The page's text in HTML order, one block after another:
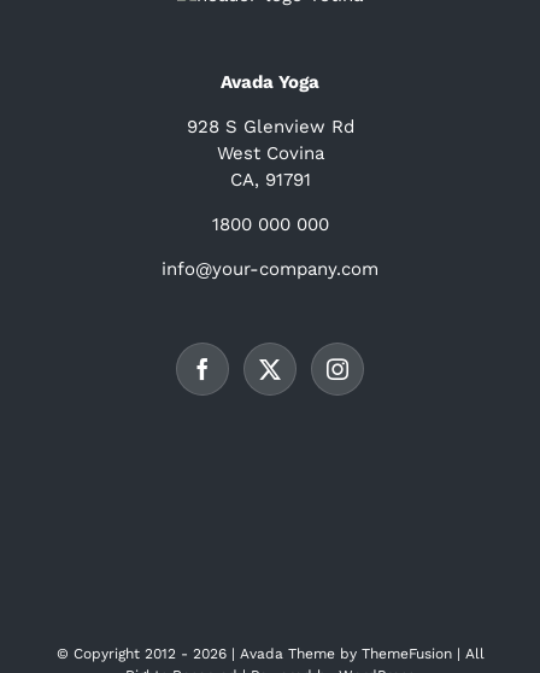
Avada Yoga
928 S Glenview Rd
West Covina
CA, 91791
1800 000 000
info@your-company.com
© Copyright 2012 - 2026 | Avada Theme by ThemeFusion| All